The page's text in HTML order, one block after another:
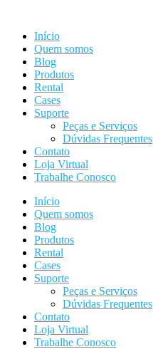
conteúdo
Início
Quem somos
Blog
Produtos
Rental
Cases
Suporte
Peças e Serviços
Dúvidas Frequentes
Contato
Loja Virtual
Trabalhe Conosco
Início
Quem somos
Blog
Produtos
Rental
Cases
Suporte
Peças e Serviços
Dúvidas Frequentes
Contato
Loja Virtual
Trabalhe Conosco